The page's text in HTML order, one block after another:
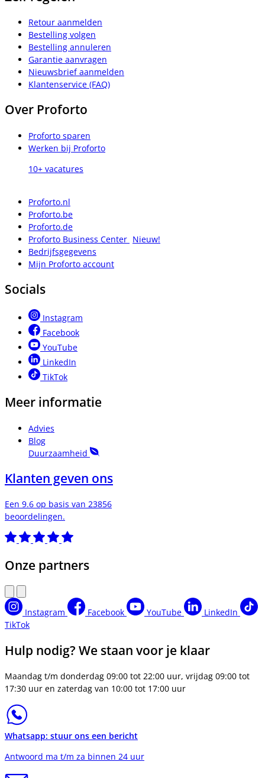
Retour aanmelden
Bestelling volgen
Bestelling annuleren
Garantie aanvragen
Nieuwsbrief aanmelden
Klantenservice (FAQ)
Over Proforto
Proforto sparen
Werken bij Proforto
10+ vacatures
Proforto.nl
Proforto.be
Proforto.de
Proforto Business Center Nieuw!
Bedrijfsgegevens
Mijn Proforto account
Socials
Instagram
Facebook
YouTube
LinkedIn
TikTok
Meer informatie
Advies
Blog
Duurzaamheid
Klanten geven ons
Een 9.6 op basis van 23856
beoordelingen.
Onze partners
Instagram Facebook YouTube
LinkedIn
TikTok
Hulp nodig? We staan voor je klaar
Maandag t/m donderdag 09:00 tot 22:00 uur, vrijdag 09:00 tot
17:30 uur en zaterdag van 10:00 tot 17:00 uur
Whatsapp: stuur ons een bericht
Antwoord ma t/m za binnen 24 uur